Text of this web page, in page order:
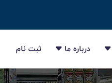
درباره ما ثبت نام